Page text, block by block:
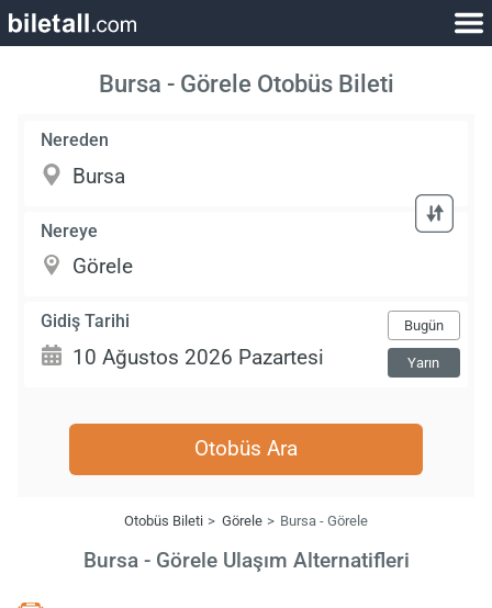
Bursa - Görele Otobüs Bileti
Nereden
Nereye
Gidiş Tarihi Bugün
Yarın
Otobüs Ara
Otobüs Bileti Görele Bursa - Görele
Bursa - Görele Ulaşım Alternatifleri